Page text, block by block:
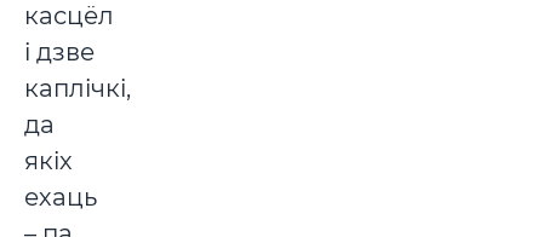
касцёл
і дзве
каплічкі,
да
якіх
ехаць